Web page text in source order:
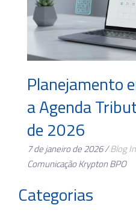
Planejamento
a Agenda
de 2026
7 de janeiro de 2026 /Blog
Comunicação Krypton BPO
Categorias